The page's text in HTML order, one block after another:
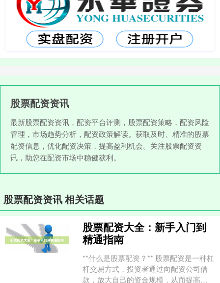
股票配资资讯
最新股票配资资讯，配资平台评测，股票配资策略，配资风险
管理，市场趋势分析，配资政策解读。获取及时、精准的股票
配资信息，优化配资决策，提高盈利机会。关注股票配资资
讯，助您在配资市场中稳健获利。
股票配资资讯 相关话题
股票配资大全：新手入门到
精通指南
**什么是股票配资？** 股票配资是一种杠
杆交易方式，投资者通过向配资公司借
款，放大自己的资金规模，从而提高投